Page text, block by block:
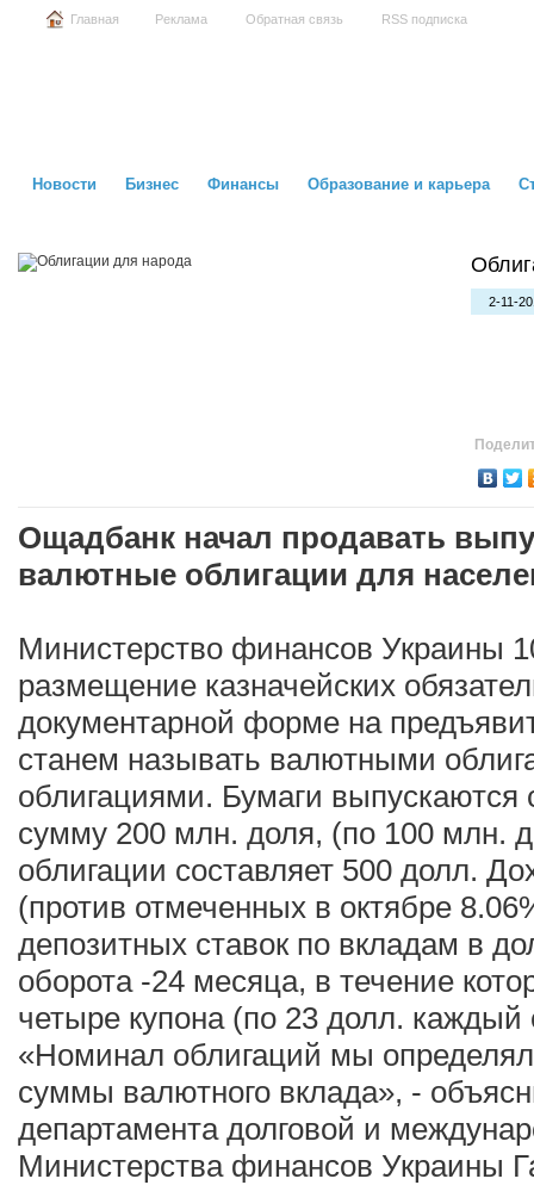
Главная Реклама Обратная связь RSS подписка
Новости Бизнес Финансы Образование и карьера
2-11-
Ощадбанк начал продавать
валютные облигации для
Министерство финансов Украины
размещение казначейских
документарной форме на
станем называть валютными
облигациями. Бумаги
сумму 200 млн. доля, (по 100 млн.
облигации составляет 500 долл.
(против отмеченных в октябре
депозитных ставок по вкладам в
оборота -24 месяца, в течение
четыре купона (по 23 долл. каждый
«Номинал облигаций мы
суммы валютного вклада», -
департамента долговой и
Министерства финансов Украины